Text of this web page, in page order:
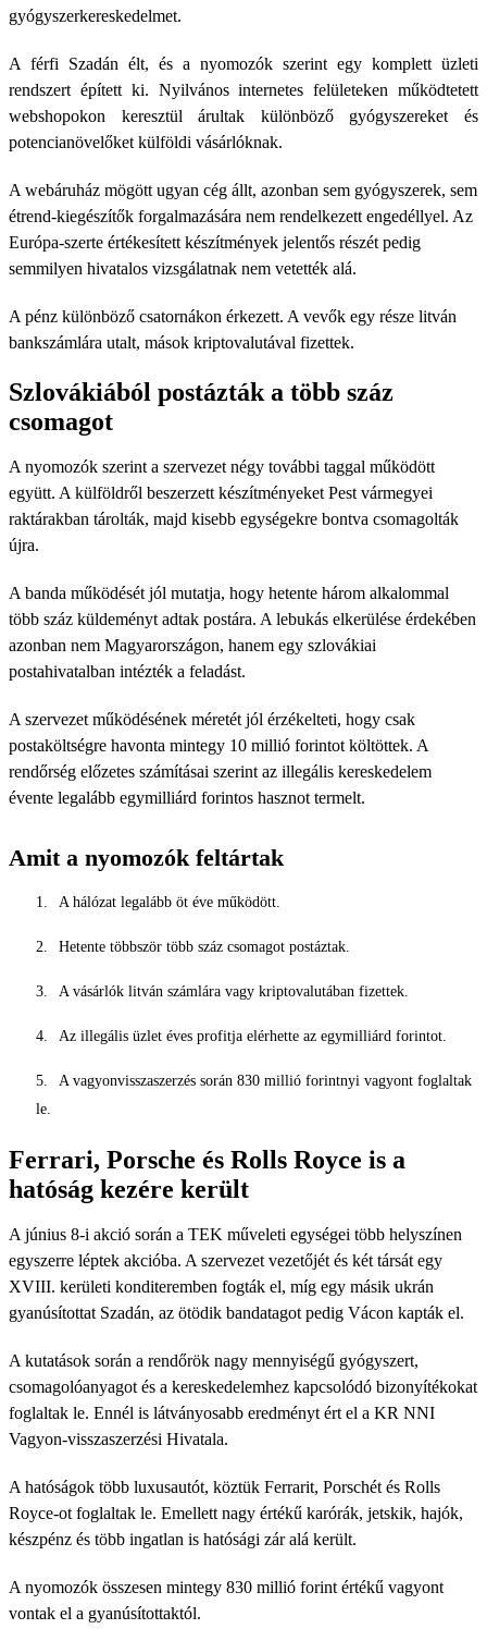
gyógyszerkereskedelmet.
A férfi Szadán élt, és a nyomozók szerint egy komplett üzleti
rendszert épített ki. Nyilvános internetes felületeken működtetett
webshopokon keresztül árultak különböző gyógyszereket és
potencianövelőket külföldi vásárlóknak.
A webáruház mögött ugyan cég állt, azonban sem gyógyszerek, sem
étrend-kiegészítők forgalmazására nem rendelkezett engedéllyel. Az
Európa-szerte értékesített készítmények jelentős részét pedig
semmilyen hivatalos vizsgálatnak nem vetették alá.
A pénz különböző csatornákon érkezett. A vevők egy része litván
bankszámlára utalt, mások kriptovalutával fizettek.
Szlovákiából postázták a több száz
csomagot
A nyomozók szerint a szervezet négy további taggal működött
együtt. A külföldről beszerzett készítményeket Pest vármegyei
raktárakban tárolták, majd kisebb egységekre bontva csomagolták
újra.
A banda működését jól mutatja, hogy hetente három alkalommal
több száz küldeményt adtak postára. A lebukás elkerülése érdekében
azonban nem Magyarországon, hanem egy szlovákiai
postahivatalban intézték a feladást.
A szervezet működésének méretét jól érzékelteti, hogy csak
postaköltségre havonta mintegy 10 millió forintot költöttek. A
rendőrség előzetes számításai szerint az illegális kereskedelem
évente legalább egymilliárd forintos hasznot termelt.
Amit a nyomozók feltártak
A hálózat legalább öt éve működött.
Hetente többször több száz csomagot postáztak.
A vásárlók litván számlára vagy kriptovalutában fizettek.
Az illegális üzlet éves profitja elérhette az egymilliárd forintot.
A vagyonvisszaszerzés során 830 millió forintnyi vagyont foglaltak
le.
Ferrari, Porsche és Rolls Royce is a
hatóság kezére került
A június 8-i akció során a TEK műveleti egységei több helyszínen
egyszerre léptek akcióba. A szervezet vezetőjét és két társát egy
XVIII. kerületi konditeremben fogták el, míg egy másik ukrán
gyanúsítottat Szadán, az ötödik bandatagot pedig Vácon kapták el.
A kutatások során a rendőrök nagy mennyiségű gyógyszert,
csomagolóanyagot és a kereskedelemhez kapcsolódó bizonyítékokat
foglaltak le. Ennél is látványosabb eredményt ért el a KR NNI
Vagyon-visszaszerzési Hivatala.
A hatóságok több luxusautót, köztük Ferrarit, Porschét és Rolls
Royce-ot foglaltak le. Emellett nagy értékű karórák, jetskik, hajók,
készpénz és több ingatlan is hatósági zár alá került.
A nyomozók összesen mintegy 830 millió forint értékű vagyont
vontak el a gyanúsítottaktól.